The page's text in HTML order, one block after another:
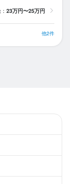
23万円〜25万円
他2件